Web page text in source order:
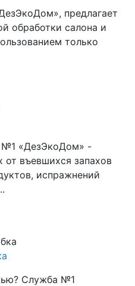
предлагает
обработки салона и
только
«ДезЭкоДом» -
от въевшихся запахов
испражнений
Служба №1